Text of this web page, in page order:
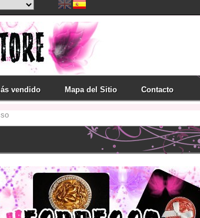
vendido Mapa del Sitio Contacto